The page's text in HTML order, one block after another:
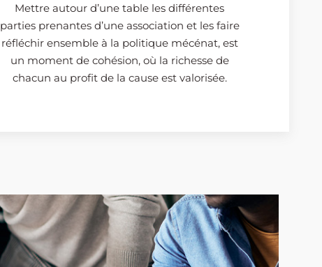
Mettre autour d’une table les différentes
parties prenantes d’une association et les faire
réfléchir ensemble à la politique mécénat, est
un moment de cohésion, où la richesse de
chacun au profit de la cause est valorisée.